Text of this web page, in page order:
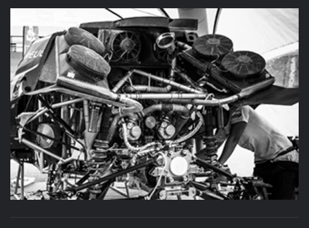
Une première en rallye raid ! en collaboration avec SADEV.
Meilleure dynamique sur tous les terrains (même
défavorables type WRC)
Meilleure répartition des masses
Facilité de démontage sur la piste